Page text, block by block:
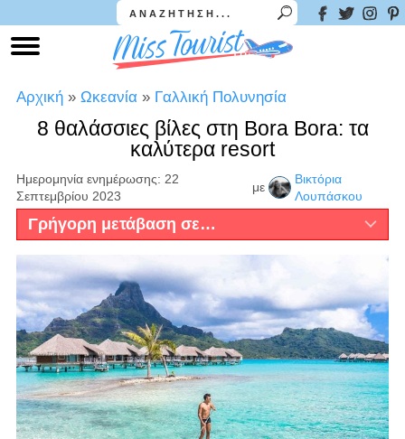
Αρχική » Ωκεανία » Γαλλική Πολυνησία
8 θαλάσσιες βίλες στη Bora Bora: τα
καλύτερα resort
Ημερομηνία ενημέρωσης: 22
Σεπτεμβρίου 2023
με
Βικτόρια
Λουπάσκου
Γρήγορη μετάβαση σε…